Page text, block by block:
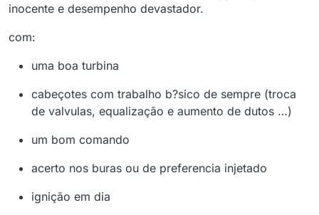
inocente e desempenho devastador.
com:
uma boa turbina
cabeçotes com trabalho b?sico de sempre (troca
de valvulas, equalização e aumento de dutos …)
um bom comando
acerto nos buras ou de preferencia injetado
ignição em dia